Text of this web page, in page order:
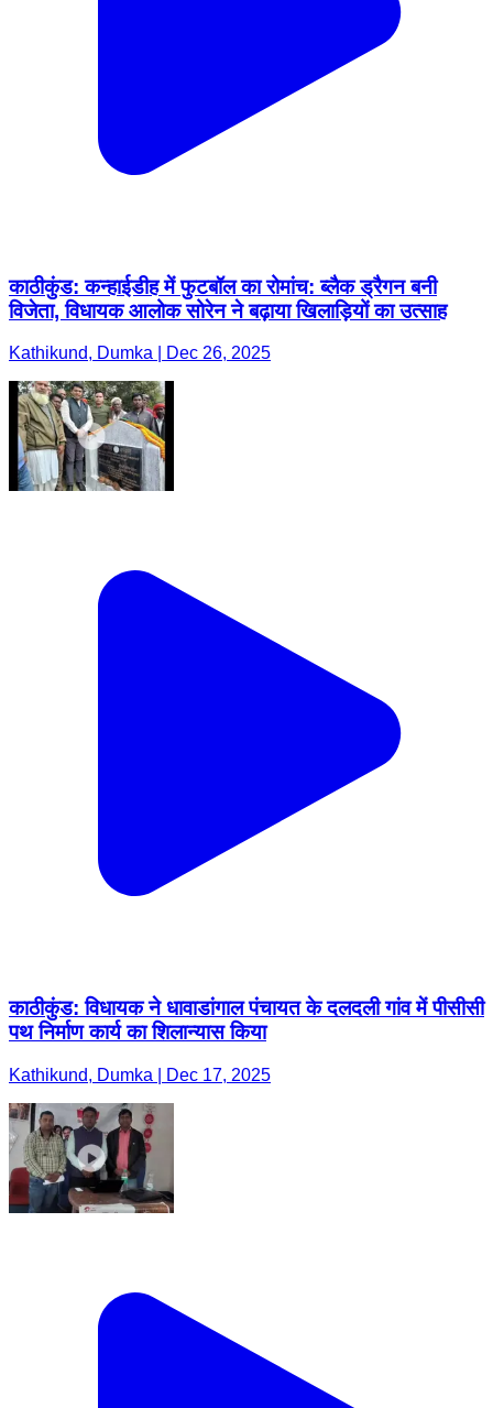
काठीकुंड: कन्हाईडीह में फुटबॉल का रोमांच: ब्लैक ड्रैगन बनी
विजेता, विधायक आलोक सोरेन ने बढ़ाया खिलाड़ियों का उत्साह
Kathikund, Dumka | Dec 26, 2025
काठीकुंड: विधायक ने धावाडांगाल पंचायत के दलदली गांव में पीसीसी
पथ निर्माण कार्य का शिलान्यास किया
Kathikund, Dumka | Dec 17, 2025